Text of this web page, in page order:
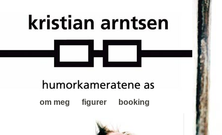
om meg figurer booking